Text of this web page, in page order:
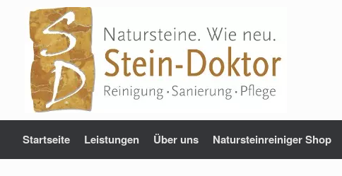
springen
Startseite Leistungen Über uns Natursteinreiniger Shop